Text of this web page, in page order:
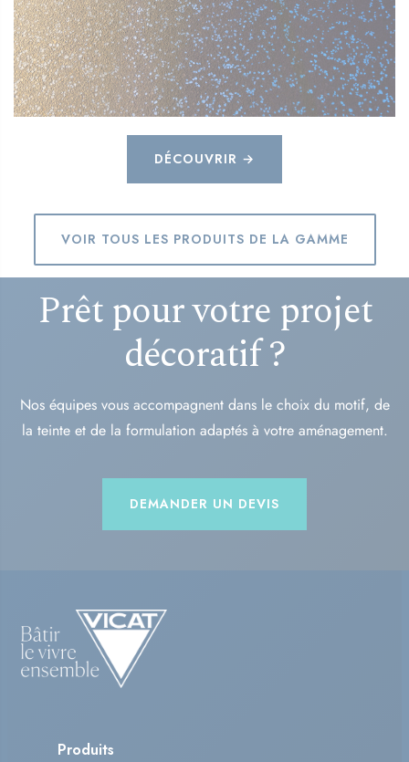
DÉCOUVRIR →
VOIR TOUS LES PRODUITS DE LA GAMME
Prêt pour votre projet
décoratif ?
Nos équipes vous accompagnent dans le choix du motif, de
la teinte et de la formulation adaptés à votre aménagement.
DEMANDER UN DEVIS
Produits